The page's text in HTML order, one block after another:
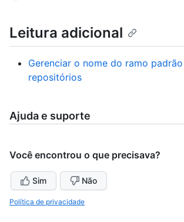
Leitura adicional
Gerenciar o nome do ramo
repositórios
Ajuda e suporte
Você encontrou o que precisava?
Sim Não
Política de privacidade